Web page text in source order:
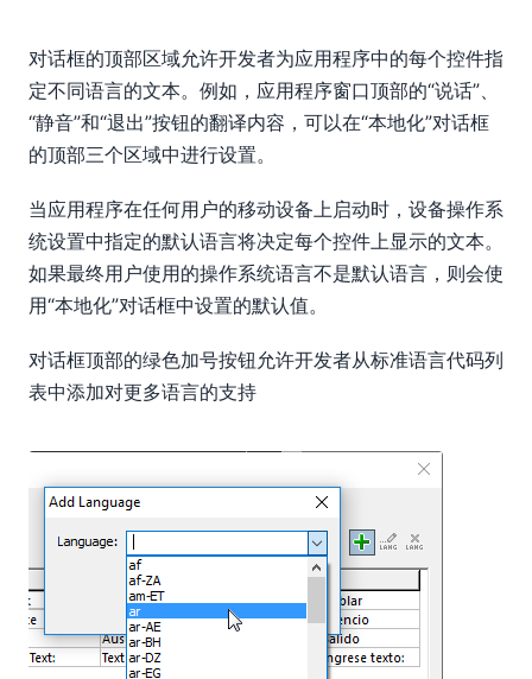
对话框的顶部区域允许开发者为应用程序中的每个控件指
定不同语言的文本。例如，应用程序窗口顶部的“说话”、
“静音”和“退出”按钮的翻译内容，可以在“本地化”对话框
的顶部三个区域中进行设置。
当应用程序在任何用户的移动设备上启动时，设备操作系
统设置中指定的默认语言将决定每个控件上显示的文本。
如果最终用户使用的操作系统语言不是默认语言，则会使
用“本地化”对话框中设置的默认值。
对话框顶部的绿色加号按钮允许开发者从标准语言代码列
表中添加对更多语言的支持